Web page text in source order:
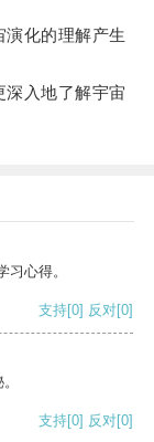
化的理解产生
入地了解宇宙
心得。
支持[0] 反对[0]
支持[0] 反对[0]